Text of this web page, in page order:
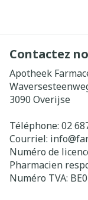
Contactez
Apotheek
3090 Overijse
Téléphone: 02
Courriel: info@
Numéro de
Pharmacien
Numéro TVA: